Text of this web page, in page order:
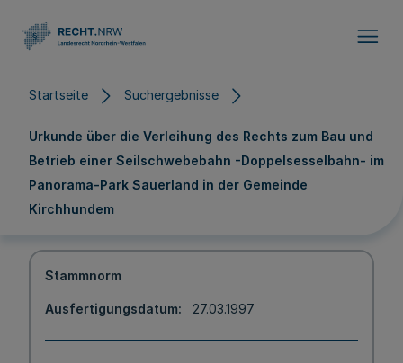
Startseite Suchergebnisse
Urkunde über die Verleihung des Rechts zum Bau und
Betrieb einer Seilschwebebahn -Doppelsesselbahn- im
Panorama-Park Sauerland in der Gemeinde
Kirchhundem
Stammnorm
Ausfertigungsdatum 27.03.1997